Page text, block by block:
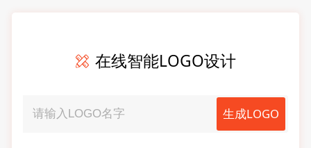
在线智能LOGO设计
生成LOGO